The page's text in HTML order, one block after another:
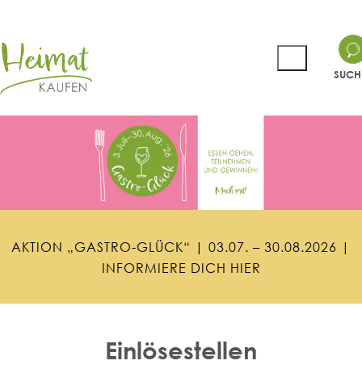
AKTION „GASTRO-GL ÜCK“ | 03.07. – 30.08.2026 |
INFORMIERE DICH HIER
Einlösestellen